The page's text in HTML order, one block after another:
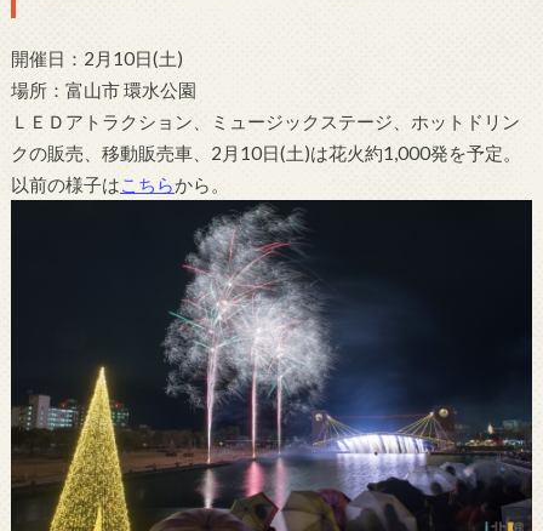
開催日：2月10日(土)
場所：富山市 環水公園
ＬＥＤアトラクション、ミュージックステージ、ホットドリン
クの販売、移動販売車、2月10日(土)は花火約1,000発を予定。
以前の様子はこちらから。